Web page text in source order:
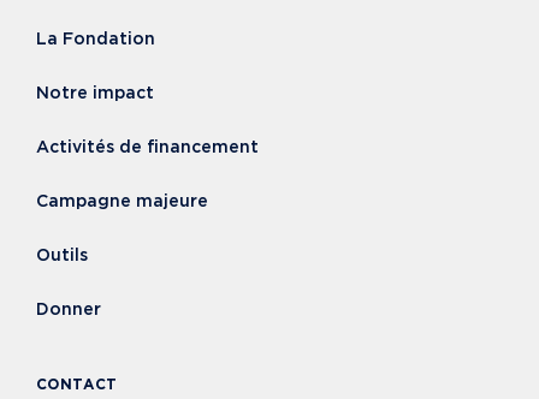
La Fondation
Notre impact
Activités de financement
Campagne majeure
Outils
Donner
CONTACT